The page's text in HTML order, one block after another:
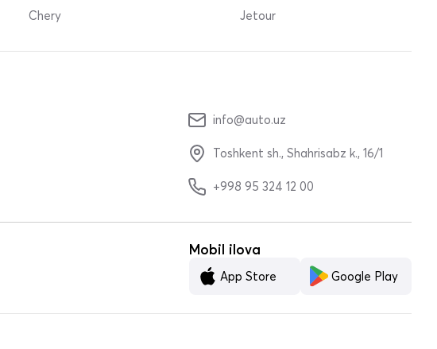
Chery Jetour
info@auto.uz
Toshkent sh., Shahrisabz k., 16/1
+998 95 324 12 00
Mobil ilova
App Store Google Play